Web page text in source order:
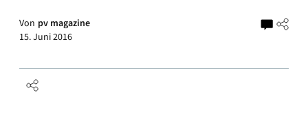
Von pv magazine
15. Juni 2016